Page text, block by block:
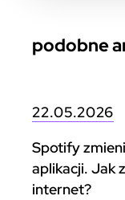
podobne
22.05.2026
Spotify
aplikacji. Jak
internet?